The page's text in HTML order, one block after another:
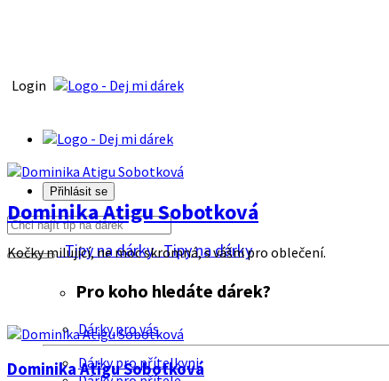
Login
Přihlásit se
Tipy na dárkyTipy na dárky
Pro koho hledáte dárek?
Dárky pro vás
Dárky pro přítelkyni
Dominika Atigu Sobotková
Kočky milující, ne moc skromná, s vášni pro oblečení.
Dominika Atigu Sobotková